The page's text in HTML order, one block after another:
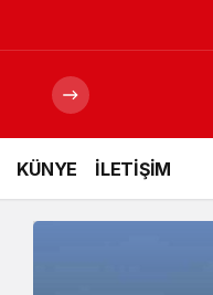
KÜNYE İLETİŞİM